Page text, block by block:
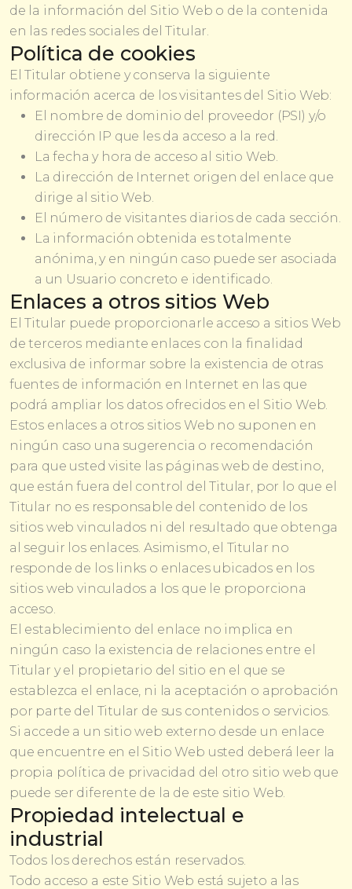
de la información del Sitio Web o de la contenida
en las redes sociales del Titular.
Política de cookies
El Titular obtiene y conserva la siguiente
información acerca de los visitantes del Sitio Web:
El nombre de dominio del proveedor (PSI) y/o
dirección IP que les da acceso a la red.
La fecha y hora de acceso al sitio Web.
La dirección de Internet origen del enlace que
dirige al sitio Web.
El número de visitantes diarios de cada sección.
La información obtenida es totalmente
anónima, y en ningún caso puede ser asociada
a un Usuario concreto e identificado.
Enlaces a otros sitios Web
El Titular puede proporcionarle acceso a sitios Web
de terceros mediante enlaces con la finalidad
exclusiva de informar sobre la existencia de otras
fuentes de información en Internet en las que
podrá ampliar los datos ofrecidos en el Sitio Web.
Estos enlaces a otros sitios Web no suponen en
ningún caso una sugerencia o recomendación
para que usted visite las páginas web de destino,
que están fuera del control del Titular, por lo que el
Titular no es responsable del contenido de los
sitios web vinculados ni del resultado que obtenga
al seguir los enlaces. Asimismo, el Titular no
responde de los links o enlaces ubicados en los
sitios web vinculados a los que le proporciona
acceso.
El establecimiento del enlace no implica en
ningún caso la existencia de relaciones entre el
Titular y el propietario del sitio en el que se
establezca el enlace, ni la aceptación o aprobación
por parte del Titular de sus contenidos o servicios.
Si accede a un sitio web externo desde un enlace
que encuentre en el Sitio Web usted deberá leer la
propia política de privacidad del otro sitio web que
puede ser diferente de la de este sitio Web.
Propiedad intelectual e
industrial
Todos los derechos están reservados.
Todo acceso a este Sitio Web está sujeto a las